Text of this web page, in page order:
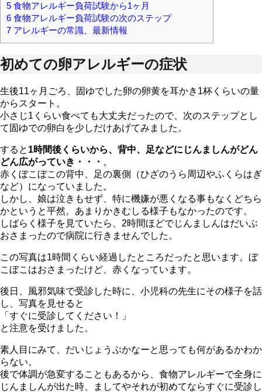
5 食物アレルギー負荷試験から1ヶ月
6 食物アレルギー負荷試験の次のステップ
7 アレルギーの常識、最新情報
初めての卵アレルギーの症状
生後11ヶ月ごろ、固ゆでした卵の卵黄を耳かき1杯くらいの量
からスタート。
小さじ1くらい食べても大丈夫だったので、次のステップとし
て固ゆでの卵白を少しだけあげてみました。
すると 1時間後くらいから、背中、足などにじんましんがどん
どん広がっていき・・・ 。
赤くぼこぼこの背中、足の裏側（ひざのうら周辺やふくらはぎ
など）になっていました。
しかし、娘は泣きもせず、特に機嫌が悪くなる事もなくどちら
かというと平然。あまりかきむしる様子もなかったのです。
しばらく様子を見ていたら、2時間ほどでじんましんはだいぶ
おさまったので病院に行きませんでした。
この写真は1時間くらい経過したところだったと思います。ぼ
こぼこはおさまったけど、赤くなっています。
後日、風邪気味で受診した時に、小児科の先生にその様子を話
し、写真を見せると
「すぐに受診してください！」
と注意を受けました。
素人目にみて、だいじょうぶかなーと思っても何があるかわか
らない。
後で体調が急変することもあるから、食物アレルギーで全身に
じんましんが出た時、ましてやそれが初めてならすぐに受診し